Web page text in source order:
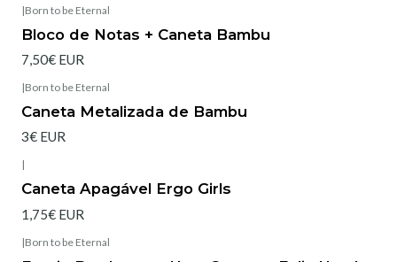
|Born to be Eternal
Bloco de Notas + Caneta Bambu
7,50€ EUR
|Born to be Eternal
Caneta Metalizada de Bambu
3€ EUR
|
Caneta Apagável Ergo Girls
1,75€ EUR
|Born to be Eternal